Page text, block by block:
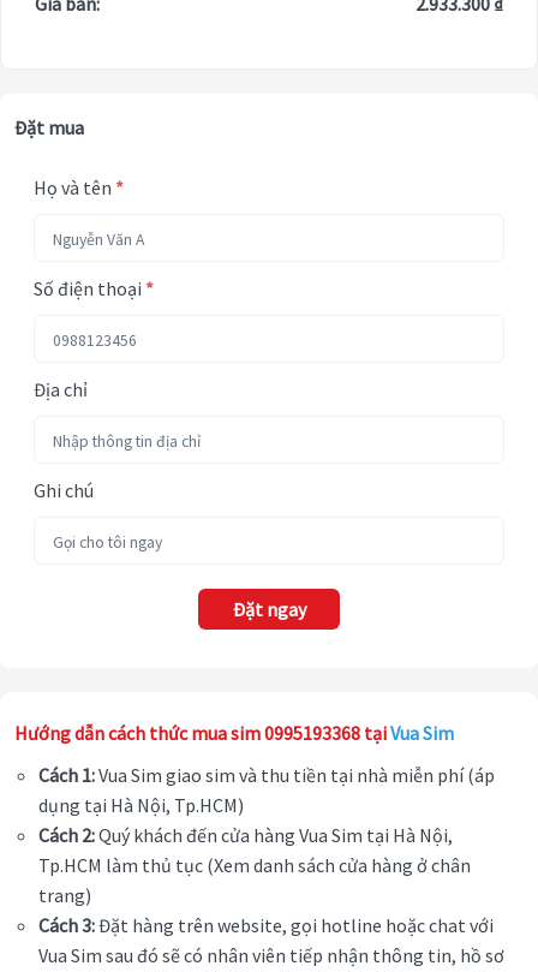
Đặt mua
Họ và tên *
Số điện thoại *
Địa chỉ
Ghi chú
Đặt ngay
Hướng dẫn cách thức mua sim 0995193368 tạiVua Sim
Cách 1:Vua Sim giao sim và thu tiền tại nhà miễn phí (áp
dụng tại Hà Nội, Tp.HCM)
Cách 2:Quý khách đến cửa hàng Vua Sim tại Hà Nội,
Tp.HCM làm thủ tục (Xem danh sách cửa hàng ở chân
trang)
Cách 3:Đặt hàng trên website, gọi hotline hoặc chat với
Vua Sim sau đó sẽ có nhân viên tiếp nhận thông tin, hồ sơ